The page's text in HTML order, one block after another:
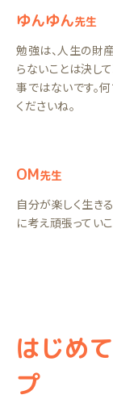
ゆんゆん先生
勉強は、人生の財
らないことは決し
事ではないです。
くださいね。
OM先生
自分が楽しく生き
に考え頑張っていこ
はじめ
プ